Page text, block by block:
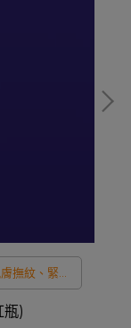
撫紋、緊
瓶)